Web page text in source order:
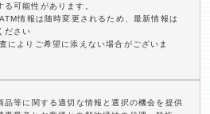
可能性があります。
情報は随時変更されるため、最新情報は
ださい
によりご希望に添えない場合がございま
等に関する適切な情報と選択の機会を提供